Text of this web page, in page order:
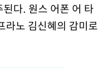
다. 원스 어폰 어 타
라노 김신혜의 감미로